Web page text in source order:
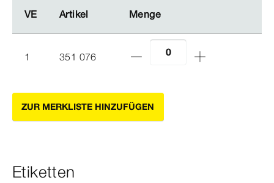
VE Artikel Menge
VE Artikel Menge
1 351 076
ZUR MERKLISTE HINZUFÜGEN
Etiketten